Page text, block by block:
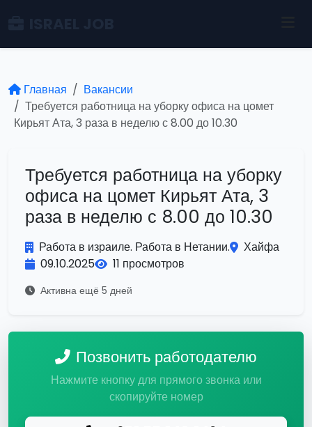
Главная
Вакансии
Требуется работница на уборку офиса на цомет
Кирьят Ата, 3 раза в неделю с 8.00 до 10.30
Требуется работница на уборку
офиса на цомет Кирьят Ата, 3
раза в неделю с 8.00 до 10.30
Работа в израиле. Работа в Нетании.
Хайфа
09.10.2025
11 просмотров
Активна ещё 5 дней
Позвонить работодателю
Нажмите кнопку для прямого звонка или
скопируйте номер